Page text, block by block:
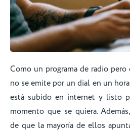
Como un programa de radio
no se emite por un dial en un
está subido en internet y listo
momento que se quiera.
de que la mayoría de ellos